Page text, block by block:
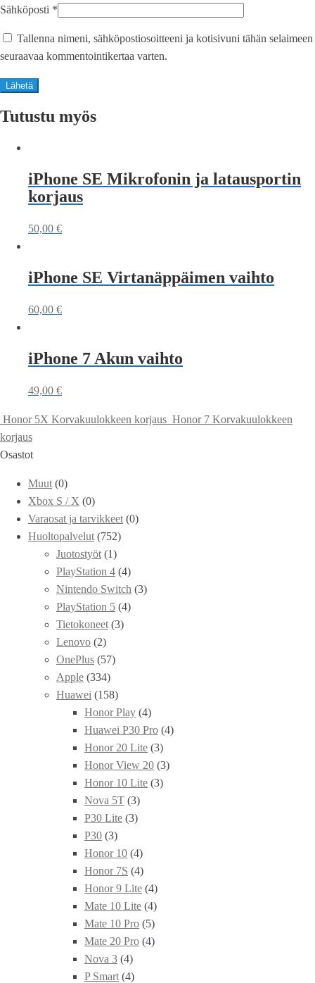
Sähköposti *
Tallenna nimeni, sähköpostiosoitteeni ja kotisivuni tähän selaimeen
seuraavaa kommentointikertaa varten.
Tutustu myös
iPhone SE Mikrofonin ja latausportin
korjaus
50,00 €
iPhone SE Virtanäppäimen vaihto
60,00 €
iPhone 7 Akun vaihto
49,00 €
Honor 5X Korvakuulokkeen korjaus Honor 7 Korvakuulokkeen
korjaus
Osastot
Muut (0)
Xbox S / X (0)
Varaosat ja tarvikkeet (0)
Huoltopalvelut (752)
Juotostyöt (1)
PlayStation 4 (4)
Nintendo Switch (3)
PlayStation 5 (4)
Tietokoneet (3)
Lenovo (2)
OnePlus (57)
Apple (334)
Huawei (158)
Honor Play (4)
Huawei P30 Pro (4)
Honor 20 Lite (3)
Honor View 20 (3)
Honor 10 Lite (3)
Nova 5T (3)
P30 Lite (3)
P30 (3)
Honor 10 (4)
Honor 7S (4)
Honor 9 Lite (4)
Mate 10 Lite (4)
Mate 10 Pro (5)
Mate 20 Pro (4)
Nova 3 (4)
P Smart (4)